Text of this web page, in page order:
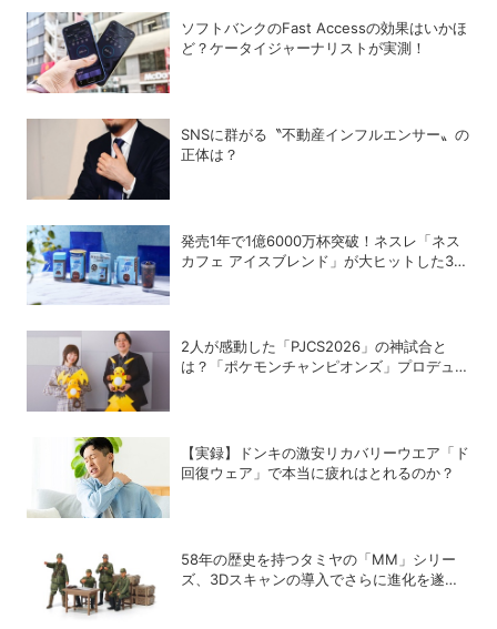
ソフトバンクのFast Accessの効果はいかほ
ど？ケータイジャーナリストが実測！
SNSに群がる〝不動産インフルエンサー〟の
正体は？
発売1年で1億6000万杯突破！ネスレ「ネス
カフェ アイスブレンド」が大ヒットした3つ
2人が感動した「PJCS2026」の神試合と
は？「ポケモンチャンピオンズ」プロデュー
【実録】ドンキの激安リカバリーウエア「ド
回復ウェア」で本当に疲れはとれるのか？
58年の歴史を持つタミヤの「MM」シリー
ズ、3Dスキャンの導入でさらに進化を遂げ